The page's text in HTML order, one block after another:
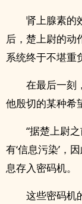
肾上腺素的
后，楚上尉的动
系统终于不堪重
在最后一刻
他殷切的某种希
“据楚上尉
有‘信息污染’，
息存入密码机。
这些密码机